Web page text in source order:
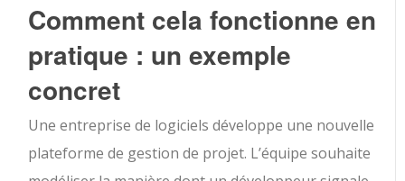
Comment cela fonctionne en
pratique : un exemple
concret
Une entreprise de logiciels développe une nouvelle
plateforme de gestion de projet. L’équipe souhaite